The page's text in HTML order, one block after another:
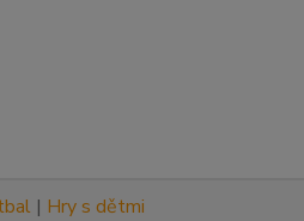
| Hry s dětmi